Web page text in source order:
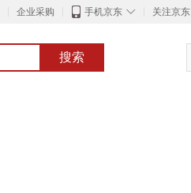
企业采购 ◇
手机京东 关注京东
搜索